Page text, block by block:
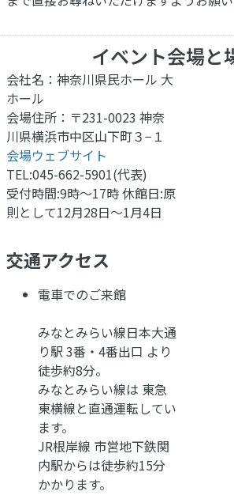
イベント会場と
会社名：神奈川県民ホール 大
ホール​
会場住所：〒231-0023 神奈
川県横浜市中区山下町３−１
会場ウェブサイト
TEL:045-662-5901(代表)
受付時間:9時～17時 休館日:原
則として12月28日～1月4日
交通アクセス
電車でのご来館
みなとみらい線日本大通
り駅 3番・4番出口 より
徒歩約8分。
みなとみらい線は 東急
東横線と直通運転してい
ます。
JR根岸線 市営地下鉄関
内駅からは徒歩約15分
かかります。